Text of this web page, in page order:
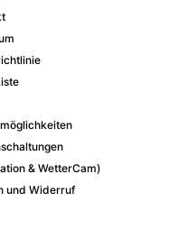
& WetterCam)
und Widerruf